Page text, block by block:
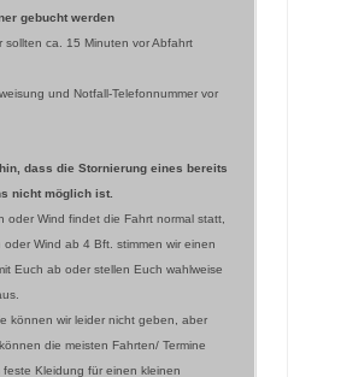
gebucht werden
sollten ca. 15 Minuten vor Abfahrt
und Notfall-Telefonnummer vor
dass die Stornierung eines bereits
nicht möglich ist.
oder Wind findet die Fahrt normal statt,
oder Wind ab 4 Bft. stimmen wir einen
Euch ab oder stellen Euch wahlweise
können wir leider nicht geben, aber
die meisten Fahrten/ Termine
Kleidung für einen kleinen